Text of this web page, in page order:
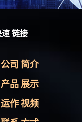
速 链接
公司 简介
产品 展示
运作 视频